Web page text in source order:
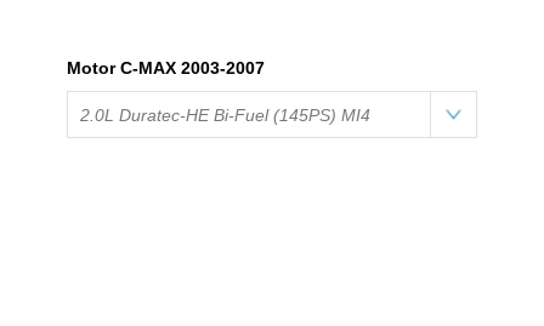
Motor C-MAX 2003-2007
2.0L Duratec-HE Bi-Fuel (145PS) MI4